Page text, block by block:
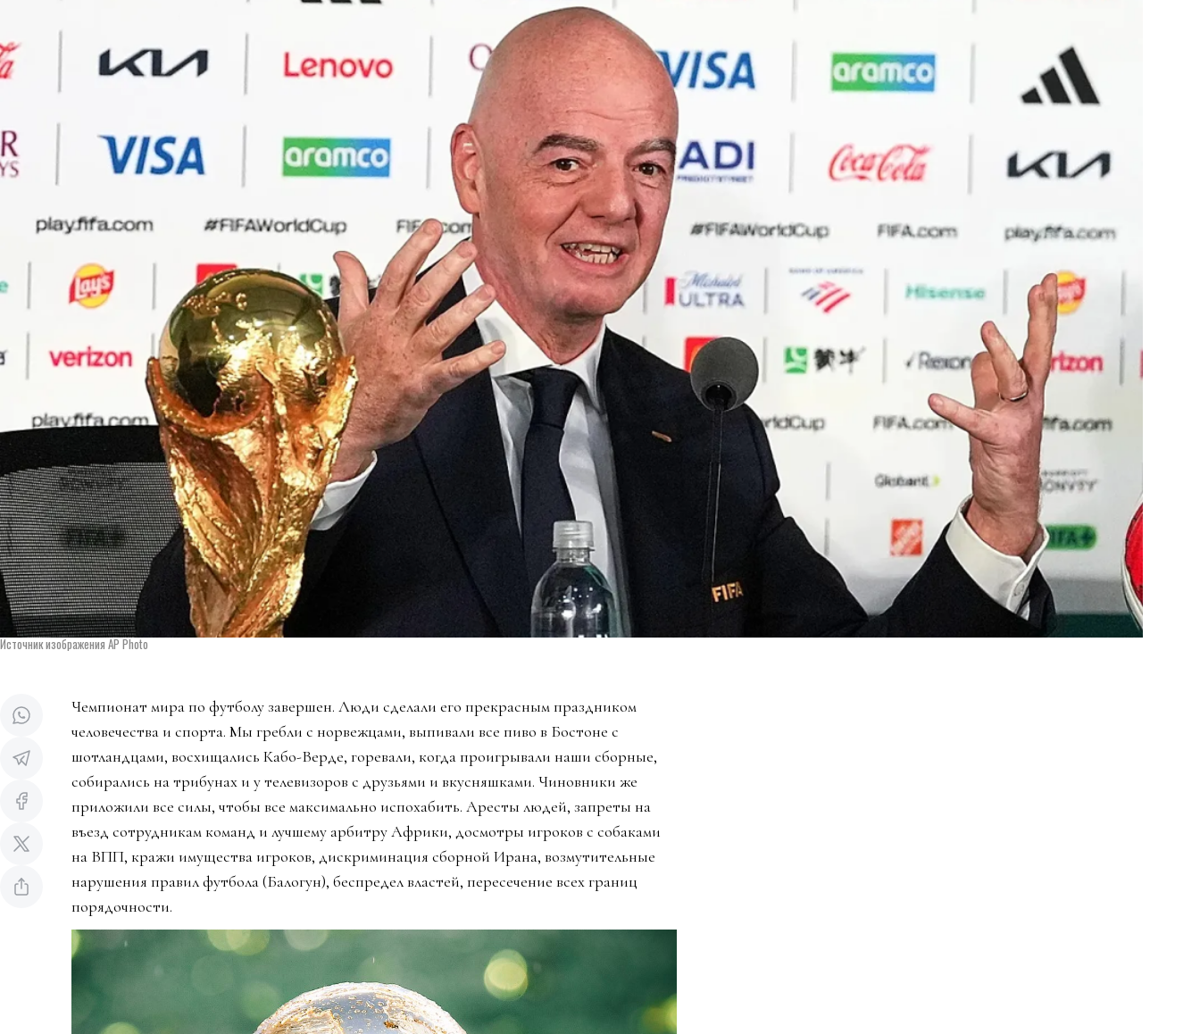
Источник изображения AP Photo
Чемпионат мира по футболу завершен. Люди сделали его прекрасным праздником
человечества и спорта. Мы гребли с норвежцами, выпивали все пиво в Бостоне с
шотландцами, восхищались Кабо-Верде, горевали, когда проигрывали наши сборные,
собирались на трибунах и у телевизоров с друзьями и вкусняшками. Чиновники же
приложили все силы, чтобы все максимально испохабить. Аресты людей, запреты на
въезд сотрудникам команд и лучшему арбитру Африки, досмотры игроков с собаками
на ВПП, кражи имущества игроков, дискриминация сборной Ирана, возмутительные
нарушения правил футбола (Балогун), беспредел властей, пересечение всех границ
порядочности.